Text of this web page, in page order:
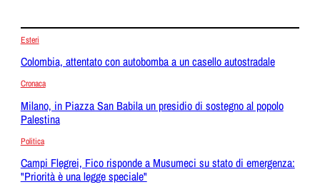
Esteri
Colombia, attentato con autobomba a un casello autostradale
Cronaca
Milano, in Piazza San Babila un presidio di sostegno al popolo
Palestina
Politica
Campi Flegrei, Fico risponde a Musumeci su stato di emergenza:
"Priorità è una legge speciale"